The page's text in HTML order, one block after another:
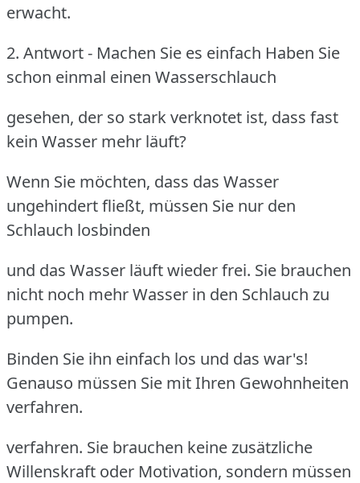
erwacht.
2. Antwort - Machen Sie es einfach Haben Sie
schon einmal einen Wasserschlauch
gesehen, der so stark verknotet ist, dass fast
kein Wasser mehr läuft?
Wenn Sie möchten, dass das Wasser
ungehindert fließt, müssen Sie nur den
Schlauch losbinden
und das Wasser läuft wieder frei. Sie brauchen
nicht noch mehr Wasser in den Schlauch zu
pumpen.
Binden Sie ihn einfach los und das war's!
Genauso müssen Sie mit Ihren Gewohnheiten
verfahren.
verfahren. Sie brauchen keine zusätzliche
Willenskraft oder Motivation, sondern müssen